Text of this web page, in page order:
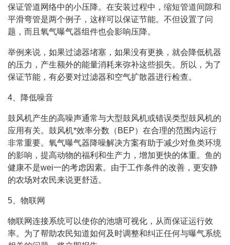
保证管道网络中的小压降。在安装过程中，缩短管道间隙和
平滑弯管是两个例子，这样可以保证节能。不但设置了问
题，而且氧气曝气器组件也会影响压降。
举例来说，如果过滤器堵塞，如果没有更换，就会降低机器
的压力，产生额外的能量消耗来弥补这些损失。所以，为了
保证节能，有必要对过滤器和空气扩散器进行检查。
4、降低噪音
鼓风机产生的高噪声通常与大型鼓风机或错误类型鼓风机的
应用有关。鼓风机*效率分数（BEP）在合理的范围内运行
非常重要。氧气曝气器降噪解决方案有助于减少对鱼类环境
的影响，提高动物的福利和生产力，增加更快的体重。鱼的
健康不是wei一的考虑因素。由于工作条件的改善，更安静
的农场对农民来说更舒适。
5、物联网
物联网连接系统可以使你的池塘可视化，从而保证运行效
率。为了帮助农民知道如何及时调整和纠正任何与曝气系统